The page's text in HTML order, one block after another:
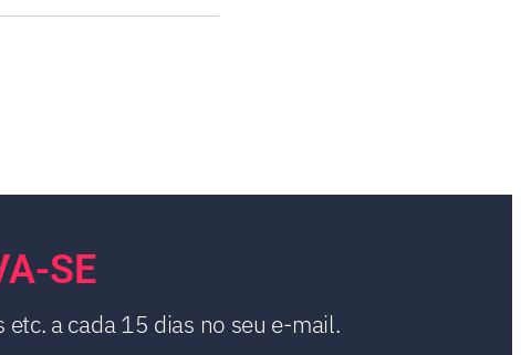
SE
a cada 15 dias no seu e-mail.